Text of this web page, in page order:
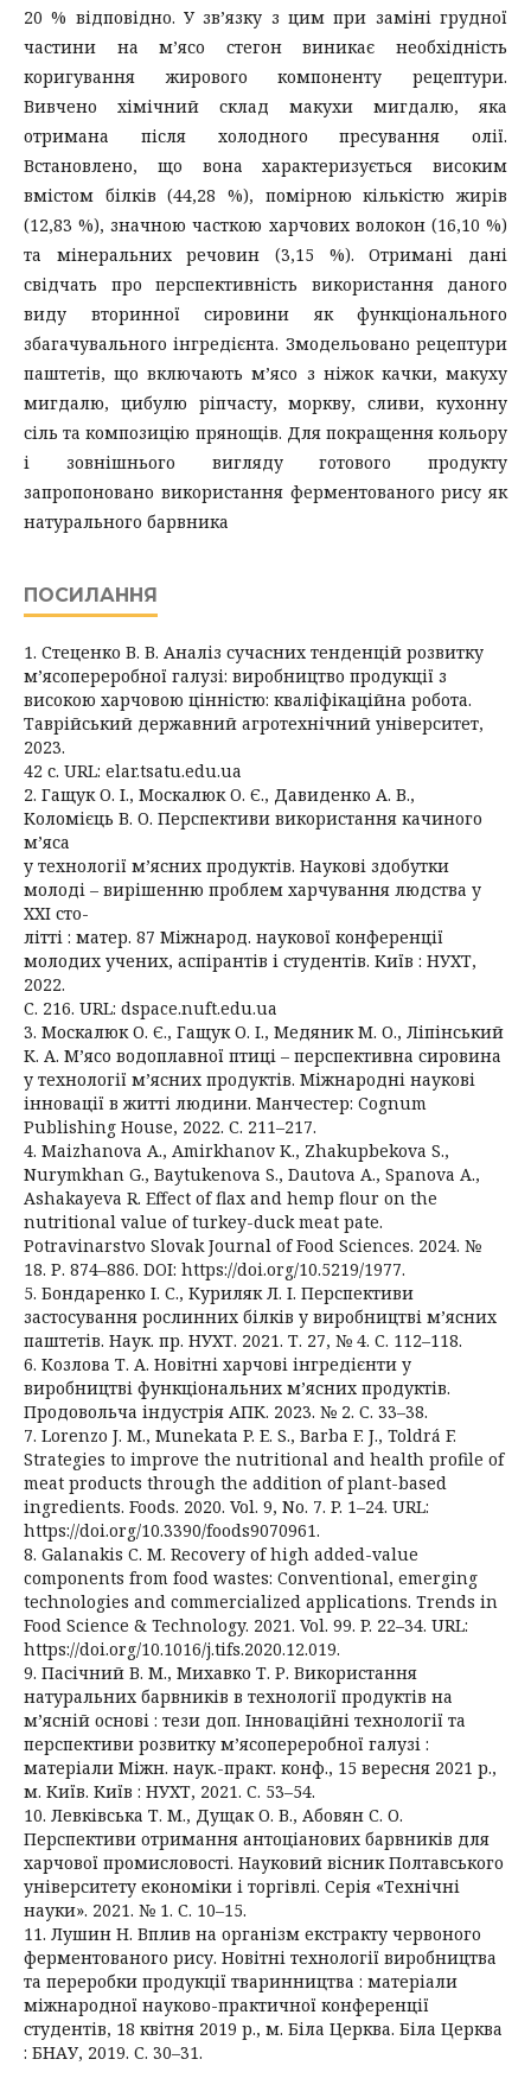
20 % відповідно. У зв’язку з цим при заміні грудної
частини на м’ясо стегон виникає необхідність
коригування жирового компоненту рецептури.
Вивчено хімічний склад макухи мигдалю, яка
отримана після холодного пресування олії.
Встановлено, що вона характеризується високим
вмістом білків (44,28 %), помірною кількістю жирів
(12,83 %), значною часткою харчових волокон (16,10 %)
та мінеральних речовин (3,15 %). Отримані дані
свідчать про перспективність використання даного
виду вторинної сировини як функціонального
збагачувального інгредієнта. Змодельовано рецептури
паштетів, що включають м’ясо з ніжок качки, макуху
мигдалю, цибулю ріпчасту, моркву, сливи, кухонну
сіль та композицію прянощів. Для покращення кольору
і зовнішнього вигляду готового продукту
запропоновано використання ферментованого рису як
натурального барвника
ПОСИЛАННЯ
1. Стеценко В. В. Аналіз сучасних тенденцій розвитку
м’ясопереробної галузі: виробництво продукції з
високою харчовою цінністю: кваліфікаційна робота.
Таврійський державний агротехнічний університет,
2023.
42 с. URL: elar.tsatu.edu.ua
2. Гащук О. І., Москалюк О. Є., Давиденко А. В.,
Коломієць В. О. Перспективи використання качиного
м’яса
у технології м’ясних продуктів. Наукові здобутки
молоді – вирішенню проблем харчування людства у
XXI сто-
літті : матер. 87 Міжнарод. наукової конференції
молодих учених, аспірантів і студентів. Київ : НУХТ,
2022.
С. 216. URL: dspace.nuft.edu.ua
3. Москалюк О. Є., Гащук О. І., Медяник М. О., Ліпінський
К. А. М’ясо водоплавної птиці – перспективна сировина
у технології м’ясних продуктів. Міжнародні наукові
інновації в житті людини. Манчестер: Cognum
Publishing House, 2022. С. 211–217.
4. Maizhanova A., Amirkhanov K., Zhakupbekova S.,
Nurymkhan G., Baytukenova S., Dautova A., Spanova A.,
Ashakayeva R. Effect of flax and hemp flour on the
nutritional value of turkey-duck meat pate.
Potravinarstvo Slovak Journal of Food Sciences. 2024. №
18. Р. 874–886. DOI: https://doi.org/10.5219/1977.
5. Бондаренко І. С., Куриляк Л. І. Перспективи
застосування рослинних білків у виробництві м’ясних
паштетів. Наук. пр. НУХТ. 2021. Т. 27, № 4. С. 112–118.
6. Козлова Т. А. Новітні харчові інгредієнти у
виробництві функціональних м’ясних продуктів.
Продовольча індустрія АПК. 2023. № 2. С. 33–38.
7. Lorenzo J. M., Munekata P. E. S., Barba F. J., Toldrá F.
Strategies to improve the nutritional and health profile of
meat products through the addition of plant-based
ingredients. Foods. 2020. Vol. 9, No. 7. P. 1–24. URL:
https://doi.org/10.3390/foods9070961.
8. Galanakis C. M. Recovery of high added-value
components from food wastes: Conventional, emerging
technologies and commercialized applications. Trends in
Food Science & Technology. 2021. Vol. 99. P. 22–34. URL:
https://doi.org/10.1016/j.tifs.2020.12.019.
9. Пасічний В. М., Михавко Т. Р. Використання
натуральних барвників в технології продуктів на
м’ясній основі : тези доп. Інноваційні технології та
перспективи розвитку м’ясопереробної галузі :
матеріали Міжн. наук.-практ. конф., 15 вересня 2021 р.,
м. Київ. Київ : НУХТ, 2021. С. 53–54.
10. Левківська Т. М., Дущак О. В., Абовян С. О.
Перспективи отримання антоціанових барвників для
харчової промисловості. Науковий вісник Полтавського
університету економіки і торгівлі. Серія «Технічні
науки». 2021. № 1. С. 10–15.
11. Лушин Н. Вплив на організм екстракту червоного
ферментованого рису. Новітні технології виробництва
та переробки продукції тваринництва : матеріали
міжнародної науково-практичної конференції
студентів, 18 квітня 2019 р., м. Біла Церква. Біла Церква
: БНАУ, 2019. С. 30–31.